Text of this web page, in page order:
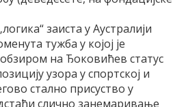
заиста у Аустралији
тужба у којој је
на Ђоковићев статус
узора у спортској и
стално присуство у
слично занемаривање